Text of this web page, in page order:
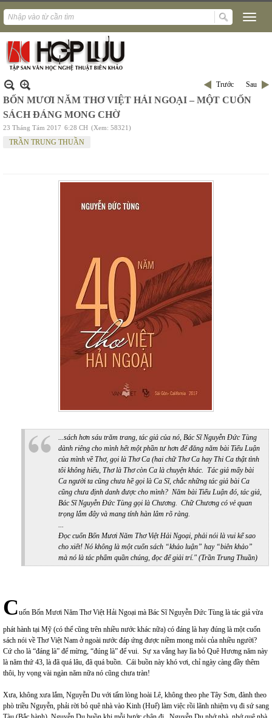
Trước Sau
BỐN MƯƠI NĂM THƠ VIỆT HẢI NGOẠI – MỘT CUỐN
SÁCH ĐÁNG MONG CHỜ
23 Tháng Tám 2017 6:28 CH (Xem: 58321)
TRẦN TRUNG THUẦN
...sách hơn sáu trăm trang, tác giả của nó, Bác Sĩ Nguyễn Đức Tùng
dành riêng cho mình hết một phần tư hơn để đăng năm bài Tiểu Luận
của mình về Thơ, gọi là Thơ Ca (hai chữ Thơ Ca hay Thi Ca thật tình
tôi không hiểu, Thơ là Thơ còn Ca là chuyện khác. Tác giả mấy bài
Ca người ta cũng chưa hề gọi là Ca Sĩ, chắc những tác giả bài Ca
cũng chưa định danh được cho mình? Năm bài Tiểu Luận đó, tác giả,
Bác Sĩ Nguyễn Đức Tùng gọi là Chương. Chữ Chương có vẻ quan
trọng lắm đây và mang tính hàn lâm rõ ràng.
...
Đọc cuốn Bốn Mươi Năm Thơ Việt Hải Ngoại, phải nói là vui kể sao
cho xiết! Nó không là một cuốn sách “khảo luận” hay “biên khảo”
mà nó là tác phẩm quần chúng, đọc để giải trí." (Trần Trung Thuần)
Cuốn Bốn Mươi Năm Thơ Việt Hải Ngoại mà Bác Sĩ Nguyễn Đức Tùng là tác giả vừa
phát hành tại Mỹ (có thể cũng trên nhiều nước khác nữa) có đáng là hay đúng là một cuốn
sách nói về Thơ Việt Nam ở ngoài nước đáp ứng được niềm mong mỏi của nhiều người?
Cứ cho là “đáng là” để mừng, “đúng là” để vui. Sự xa vắng hay lìa bỏ Quê Hương năm này
là năm thứ 43, là đã quá lâu, đã quá buồn. Cái buồn này khó vơi, chỉ ngày càng đầy thêm
thôi, hy vọng vài ngàn năm nữa nó cũng chưa tràn!
Xưa, không xưa lắm, Nguyễn Du với tấm lòng hoài Lê, không theo phe Tây Sơn, đành theo
phò triều Nguyễn, phải rời bỏ quê nhà vào Kinh (Huế) làm việc rồi lãnh nhiệm vụ đi sứ sang